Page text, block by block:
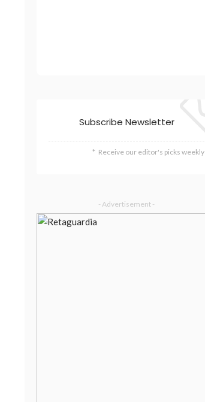
Subscribe Newsletter
Receive our editor's picks weekly
- Advertisement -